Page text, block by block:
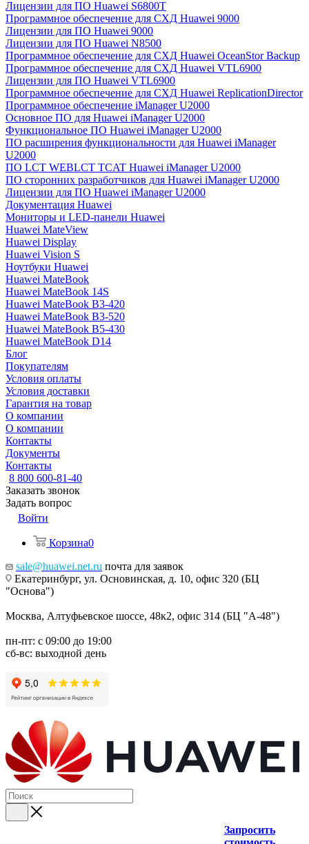
Лицензии для ПО Huawei S6800T
Программное обеспечение для СХД Huawei 9000
Лицензии для ПО Huawei 9000
Лицензии для ПО Huawei N8500
Программное обеспечение для СХД Huawei OceanStor Backup
Программное обеспечение для СХД Huawei VTL6900
Лицензии для ПО Huawei VTL6900
Программное обеспечение для СХД Huawei ReplicationDirector
Программное обеспечение iManager U2000
Основное ПО для Huawei iManager U2000
Функциональное ПО Huawei iManager U2000
ПО расширения функциональности для Huawei iManager
U2000
ПО LCT WEBLCT TCAT Huawei iManager U2000
ПО сторонних разработчиков для Huawei iManager U2000
Лицензии для ПО Huawei iManager U2000
Документация Huawei
Мониторы и LED-панели Huawei
Huawei MateView
Huawei Display
Huawei Vision S
Ноутбуки Huawei
Huawei MateBook
Huawei MateBook 14S
Huawei MateBook B3-420
Huawei MateBook B3-520
Huawei MateBook B5-430
Huawei MateBook D14
Блог
Покупателям
Условия оплаты
Условия доставки
Гарантия на товар
О компании
О компании
Контакты
Документы
Контакты
8 800 600-81-40
Заказать звонок
Задать вопрос
Войти
Корзина0
sale@huawei.net.ru почта для заявок
Екатеринбург, ул. Основинская, д. 10, офис 320 (БЦ
"Основа")
Москва, Алтуфьевское шоссе, 48к2, офис 314 (БЦ "А-48")
пн-пт: с 09:00 до 19:00
сб-вс: выходной день
Запросить